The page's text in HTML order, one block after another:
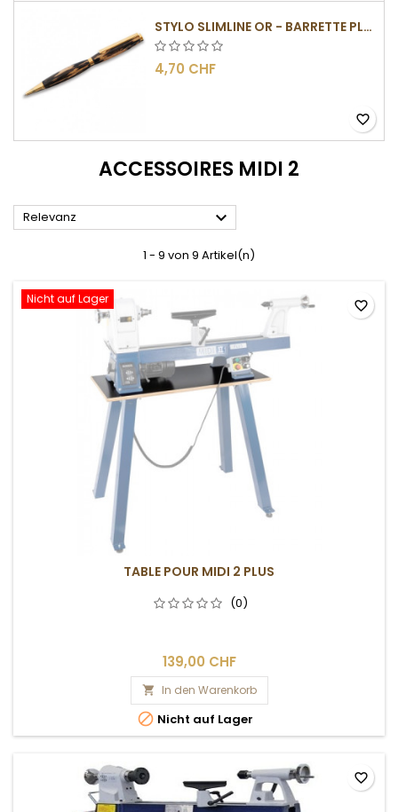
STYLO SLIMLINE OR - BARRETTE PLATE
4,70 CHF
favorite_border
ACCESSOIRES MIDI 2
Relevanz 
1 - 9 von 9 Artikel(n)
Nicht auf Lager
TABLE POUR MIDI 2 PLUS
(0)
139,00 CHF
 In den Warenkorb
 Nicht auf Lager
favorite_border
favorite_border